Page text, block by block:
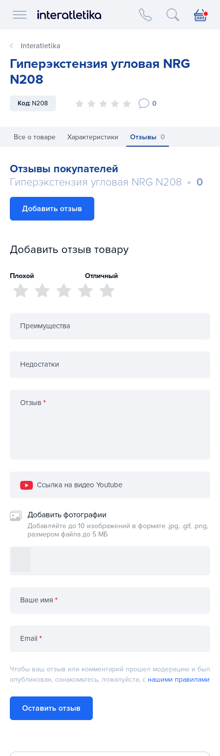
Interatletika logo
Interatletika
Гиперэкстензия угловая NRG
N208
Код: N208 0
Все о товаре Характеристики Отзывы 0
Отзывы покупателей
Гиперэкстензия угловая NRG N208
0
Добавить отзыв
Добавить отзыв товару
Плохой Отличный
Преимущества
Недостатки
Отзыв *
Ссылка на видео Youtube
Добавить фотографии
Добавляйте до 10 изображений в формате .jpg, .gif, .png,
размером файла до 5 МБ
Ваше имя *
Email *
Чтобы ваш отзыв или комментарий прошел модерацию и был
опубликован, ознакомьтесь, пожалуйста, с нашими правилами
Оставить отзыв